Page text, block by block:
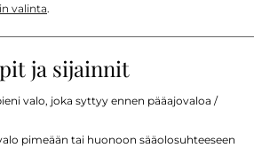
valinta.
ja sijainnit
valo, joka syttyy ennen pääajovaloa /
pimeään tai huonoon sääolosuhteeseen